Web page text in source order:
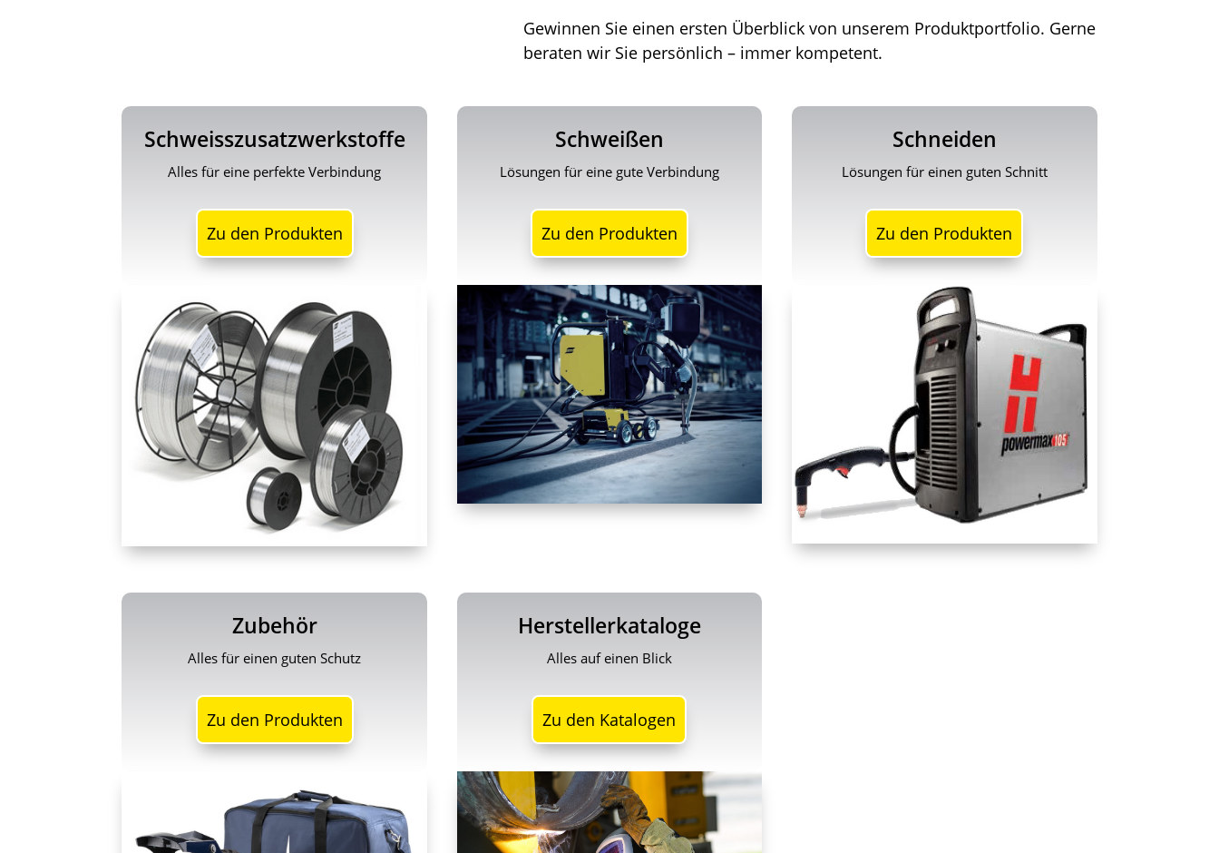
Gewinnen Sie einen ersten Überblick von unserem Produktportfolio. Gerne
beraten wir Sie persönlich – immer kompetent.
Schweisszusatzwerkstoffe
Alles für eine perfekte Verbindung
Zu den Produkten
Schweißen
Lösungen für eine gute Verbindung
Zu den Produkten
Schneiden
Lösungen für einen guten Schnitt
Zu den Produkten
Zubehör
Alles für einen guten Schutz
Zu den Produkten
Herstellerkataloge
Alles auf einen Blick
Zu den Katalogen